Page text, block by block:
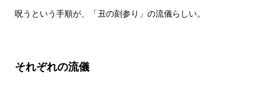
呪うという手順が、「丑の刻参り」の流儀らしい。
それぞれの流儀